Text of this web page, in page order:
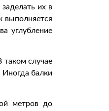
их в
выполняется
углубление
таком случае
балки
метров до